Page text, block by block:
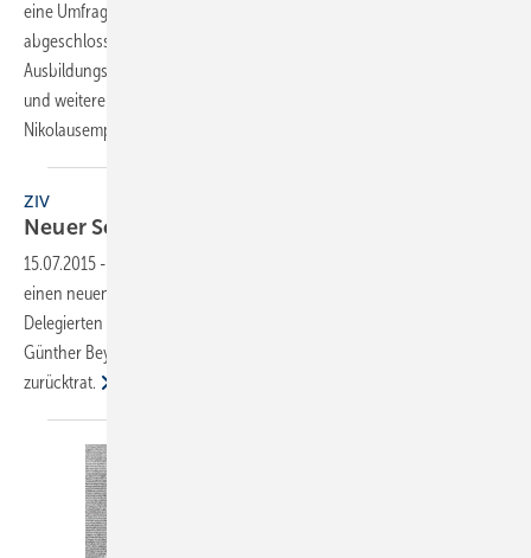
eine Umfrage unter den Mitgliedsbetrieben zeigt. Die Anzahl der neu
abgeschlossenen Lehrverträge in den bayerischen SHK-
Ausbildungsberufen erreichte den zweitbesten Wert seit Jahren. Diese
und weitere Entwicklungen teilte der Fachverband zum vergangenen
Nikolausempfang in München
ZIV
Neuer Schornsteinfegerpräsident aus
15.07.2015 -
einen neuen Präsidenten: Oswald Wilhelm wurde am 09. Juli von den
Delegierten des Handwerks gewählt. Er tritt die Nachfolge von Hans-
Günther Beyerstedt an, der nach 13 Jahren an der Verbandsspitze
zurücktrat.